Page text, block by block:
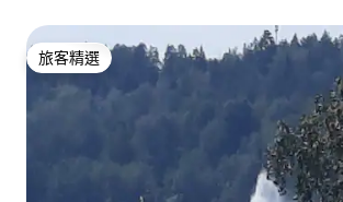
旅客精選
旅客精選